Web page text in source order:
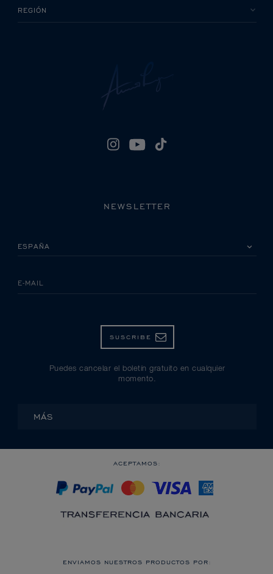
REGIÓN
NEWSLETTER
POR FAVOR, SELECCIONA TU PAÍS
E-MAIL
SUSCRIBE
Puedes cancelar el boletín gratuito en cualquier
momento.
MÁS
ACEPTAMOS:
ENVIAMOS NUESTROS PRODUCTOS POR: